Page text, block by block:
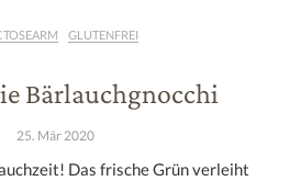
GLUTENFREI
Bärlauchgnocchi
25. Mär 2020
Das frische Grün verleiht